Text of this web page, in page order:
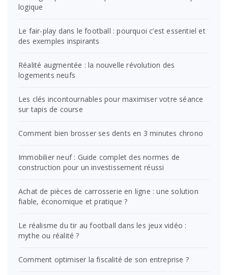
logique
Le fair-play dans le football : pourquoi c’est essentiel et
des exemples inspirants
Réalité augmentée : la nouvelle révolution des
logements neufs
Les clés incontournables pour maximiser votre séance
sur tapis de course
Comment bien brosser ses dents en 3 minutes chrono
Immobilier neuf : Guide complet des normes de
construction pour un investissement réussi
Achat de pièces de carrosserie en ligne : une solution
fiable, économique et pratique ?
Le réalisme du tir au football dans les jeux vidéo :
mythe ou réalité ?
Comment optimiser la fiscalité de son entreprise ?